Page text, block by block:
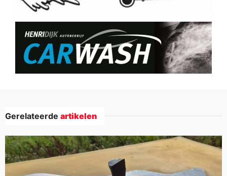
Gerelateerde artikelen